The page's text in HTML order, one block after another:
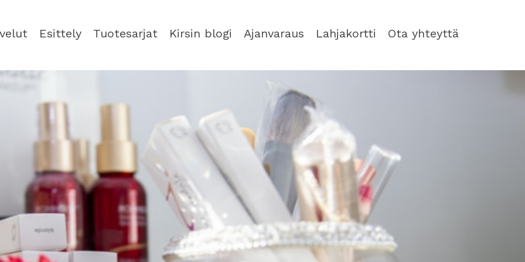
Esittely Tuotesarjat Kirsin blogi Ajanvaraus Lahjakortti Ota yhteyttä